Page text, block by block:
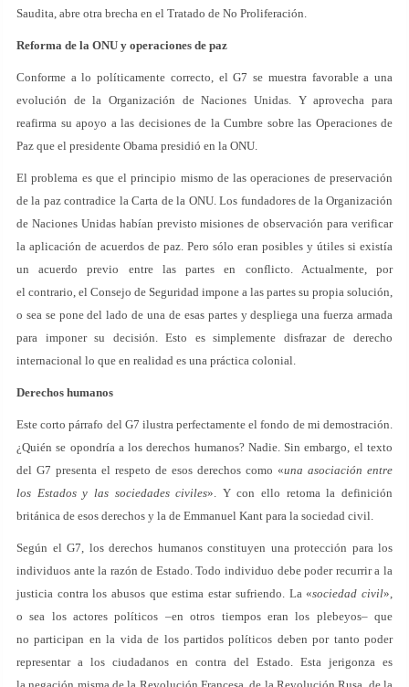
Saudita, abre otra brecha en el Tratado de No Proliferación.
Reforma de la ONU y operaciones de paz
Conforme a lo políticamente correcto, el G7 se muestra favorable a una
evolución de la Organización de Naciones Unidas. Y aprovecha para
reafirma su apoyo a las decisiones de la Cumbre sobre las Operaciones de
Paz que el presidente Obama presidió en la ONU.
El problema es que el principio mismo de las operaciones de preservación
de la paz contradice la Carta de la ONU. Los fundadores de la Organización
de Naciones Unidas habían previsto misiones de observación para verificar
la aplicación de acuerdos de paz. Pero sólo eran posibles y útiles si existía
un acuerdo previo entre las partes en conflicto. Actualmente, por
el contrario, el Consejo de Seguridad impone a las partes su propia solución,
o sea se pone del lado de una de esas partes y despliega una fuerza armada
para imponer su decisión. Esto es simplemente disfrazar de derecho
internacional lo que en realidad es una práctica colonial.
Derechos humanos
Este corto párrafo del G7 ilustra perfectamente el fondo de mi demostración.
¿Quién se opondría a los derechos humanos? Nadie. Sin embargo, el texto
del G7 presenta el respeto de esos derechos como «una asociación entre
los Estados y las sociedades civiles». Y con ello retoma la definición
británica de esos derechos y la de Emmanuel Kant para la sociedad civil.
Según el G7, los derechos humanos constituyen una protección para los
individuos ante la razón de Estado. Todo individuo debe poder recurrir a la
justicia contra los abusos que estima estar sufriendo. La «sociedad civil»,
o sea los actores políticos –en otros tiempos eran los plebeyos– que
no participan en la vida de los partidos políticos deben por tanto poder
representar a los ciudadanos en contra del Estado. Esta jerigonza es